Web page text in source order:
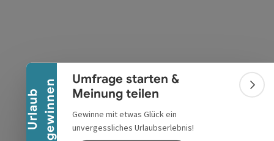
U
r
l
a
u
b
g
e
w
i
n
n
en
Banner einklappen
Umfrage starten &
Meinung teilen
Gewinne mit etwas Glück ein
unvergessliches Urlaubserlebnis!